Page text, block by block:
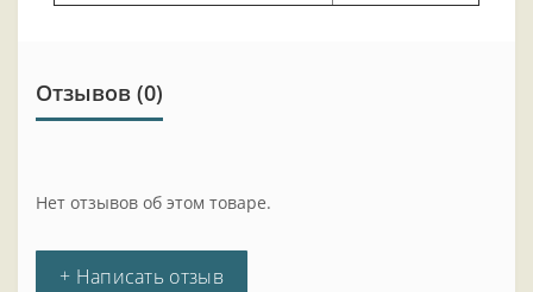
Отзывов (0)
Нет отзывов об этом товаре.
+ Написать отзыв